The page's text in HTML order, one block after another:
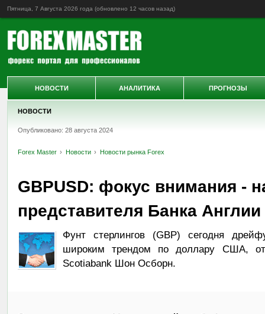
Пятница, 7 Августа 2026 года (обновлено 12 часов назад)
НОВОСТИ
Опубликовано: 28 августа 2024
Forex Master Новости Новости рынка Forex
GBPUSD: фокус внимания -
представителя Банка
Фунт стерлингов (GBP) сегодня
широким трендом по доллару США,
Scotiabank Шон Осборн.
НОВОСТИ АНАЛИТИКА ПРОГНОЗЫ